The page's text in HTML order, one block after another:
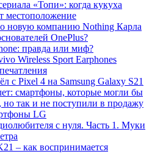
«Топи»: когда кукуха
местоположение
новую компанию Nothing Карла
OnePlus?
правда или миф?
Wireless Sport Earphones
с Pixel 4 на Samsung Galaxy S21
смартфоны, которые могли бы
но так и не поступили в продажу
LG
с нуля. Часть 1. Муки
– как воспринимается